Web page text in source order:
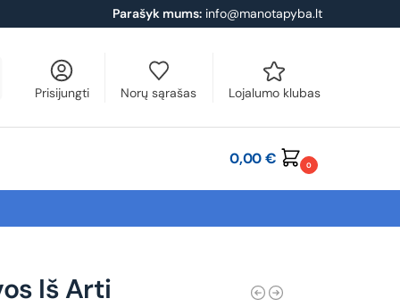
Parašyk mums: info@manotapyba.lt
Prisijungti Norų sąrašas Lojalumo klubas
0,00€ 0
Iš Arti